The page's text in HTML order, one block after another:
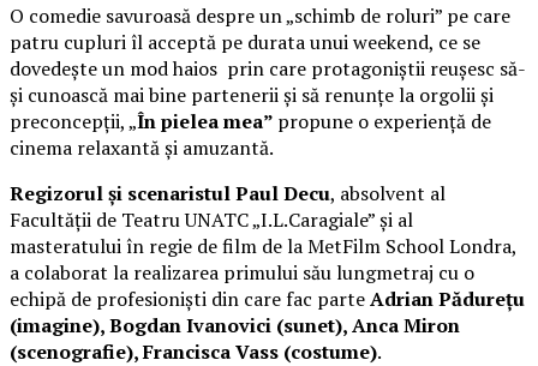
O comedie savuroasă despre un „schimb de roluri” pe care
patru cupluri îl acceptă pe durata unui weekend, ce se
dovedește un mod haios prin care protagoniștii reușesc să-
și cunoască mai bine partenerii și să renunțe la orgolii și
preconcepții, „În pielea mea” propune o experiență de
cinema relaxantă și amuzantă.
Regizorul și scenaristul Paul Decu, absolvent al
Facultății de Teatru UNATC „I.L.Caragiale” și al
masteratului în regie de film de la MetFilm School Londra,
a colaborat la realizarea primului său lungmetraj cu o
echipă de profesioniști din care fac parteAdrian Pădurețu
(imagine), Bogdan Ivanovici (sunet), Anca Miron
(scenografie), Francisca Vass (costume).